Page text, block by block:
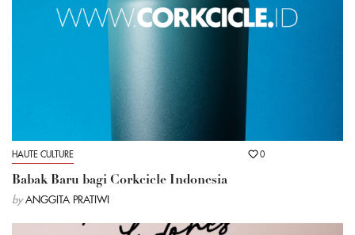
HAUTE CULTURE 0
Babak Baru bagi Corkcicle Indonesia
by ANGGITA PRATIWI